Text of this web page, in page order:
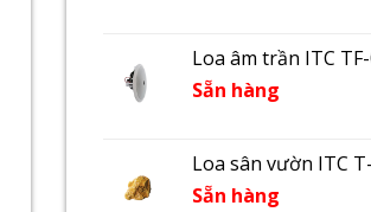
Loa âm trần ITC
Sẵn hàng
Loa sân vườn ITC
Sẵn hàng